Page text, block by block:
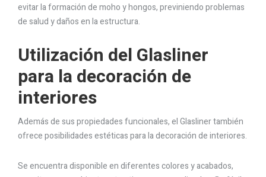
evitar la formación de moho y hongos, previniendo problemas
de salud y daños en la estructura.
Utilización del Glasliner
para la decoración de
interiores
Además de sus propiedades funcionales, el Glasliner también
ofrece posibilidades estéticas para la decoración de interiores.
Se encuentra disponible en diferentes colores y acabados,